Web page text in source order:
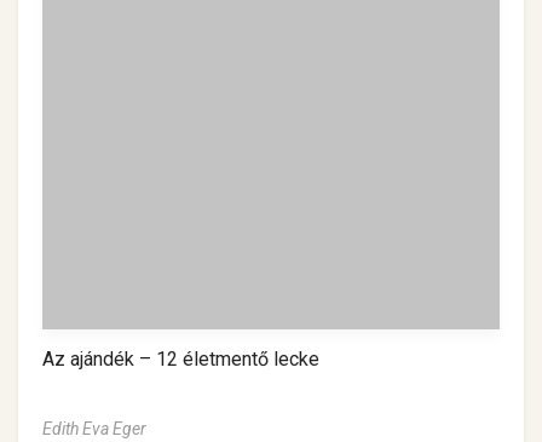
Az ajándék – 12 életmentő lecke
Edith Eva Eger